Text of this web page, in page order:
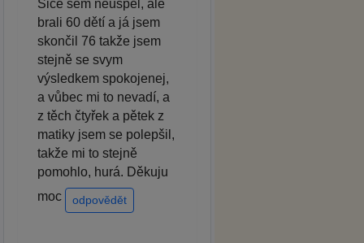
Sice sem neuspěl, ale
brali 60 dětí a já jsem
skončil 76 takže jsem
stejně se svym
výsledkem spokojenej,
a vůbec mi to nevadí, a
z těch čtyřek a pětek z
matiky jsem se polepšil,
takže mi to stejně
pomohlo, hurá. Děkuju
moc
odpovědět